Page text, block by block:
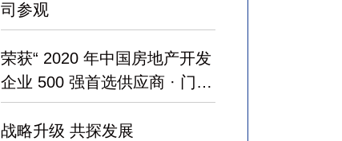
司参观
荣获“ 2020 年中国房地产开发
企业 500 强首选供应商 · 门窗
五金类 ”
战略升级 共探发展